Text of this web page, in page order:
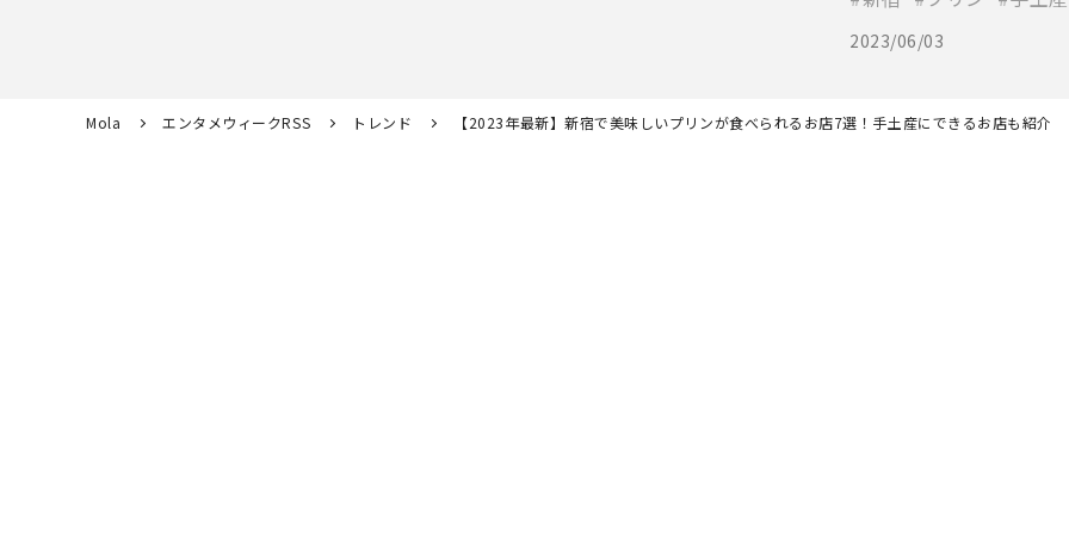
2023/06/03
Mola エンタメウィークRSS トレンド 【2023年最新】新宿で美味しいプリンが食べられるお店7選！手土産にできるお店も紹介